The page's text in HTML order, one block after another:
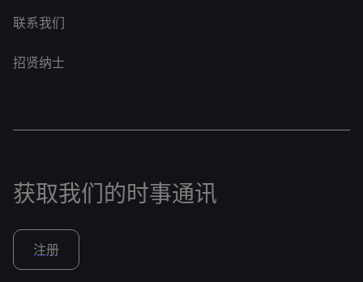
联系我们
招贤纳士
获取我们的时事通讯
注册